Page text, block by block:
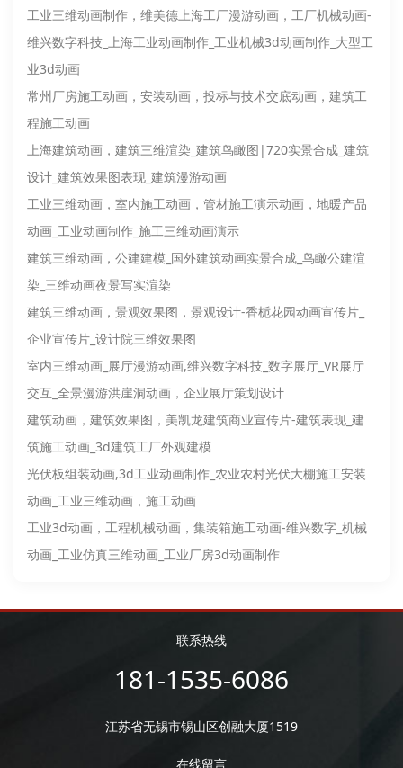
工业三维动画制作，维美德上海工厂漫游动画，工厂机械动画-
维兴数字科技_上海工业动画制作_工业机械3d动画制作_大型工
业3d动画
常州厂房施工动画，安装动画，投标与技术交底动画，建筑工
程施工动画
上海建筑动画，建筑三维渲染_建筑鸟瞰图|720实景合成_建筑
设计_建筑效果图表现_建筑漫游动画
工业三维动画，室内施工动画，管材施工演示动画，地暖产品
动画_工业动画制作_施工三维动画演示
建筑三维动画，公建建模_国外建筑动画实景合成_鸟瞰公建渲
染_三维动画夜景写实渲染
建筑三维动画，景观效果图，景观设计-香栀花园动画宣传片_
企业宣传片_设计院三维效果图
室内三维动画_展厅漫游动画,维兴数字科技_数字展厅_VR展厅
交互_全景漫游洪崖洞动画，企业展厅策划设计
建筑动画，建筑效果图，美凯龙建筑商业宣传片-建筑表现_建
筑施工动画_3d建筑工厂外观建模
光伏板组装动画,3d工业动画制作_农业农村光伏大棚施工安装
动画_工业三维动画，施工动画
工业3d动画，工程机械动画，集装箱施工动画-维兴数字_机械
动画_工业仿真三维动画_工业厂房3d动画制作
联系热线
181-1535-6086
江苏省无锡市锡山区创融大厦1519
在线留言